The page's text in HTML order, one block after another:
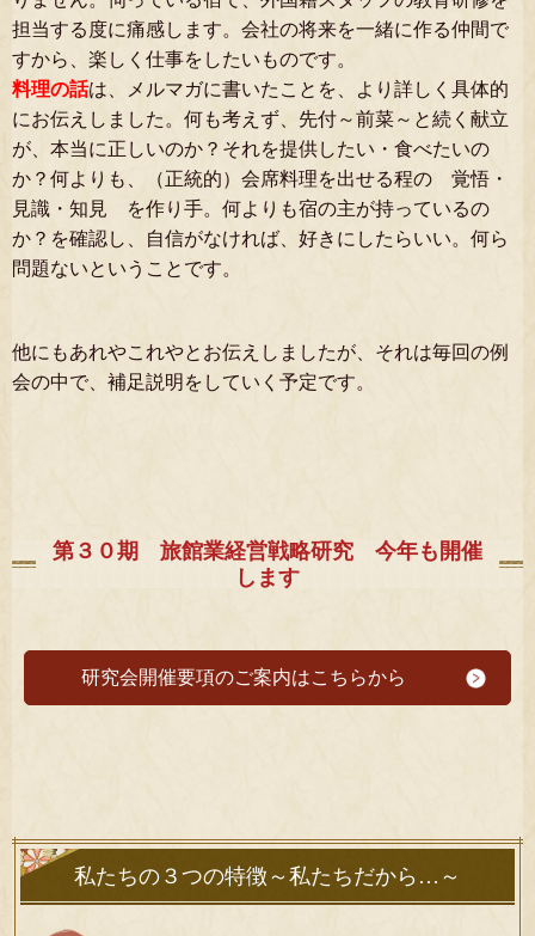
担当する度に痛感します。会社の将来を一緒に作る仲間で
すから、楽しく仕事をしたいものです。
料理の話は、メルマガに書いたことを、より詳しく具体的
にお伝えしました。何も考えず、先付～前菜～と続く献立
が、本当に正しいのか？それを提供したい・食べたいの
か？何よりも、（正統的）会席料理を出せる程の 覚悟・
見識・知見 を作り手。何よりも宿の主が持っているの
か？を確認し、自信がなければ、好きにしたらいい。何ら
問題ないということです。
他にもあれやこれやとお伝えしましたが、それは毎回の例
会の中で、補足説明をしていく予定です。
第３０期 旅館業経営戦略研究 今年も開催
します
研究会開催要項のご案内はこちらから
私たちの３つの特徴～私たちだから…～